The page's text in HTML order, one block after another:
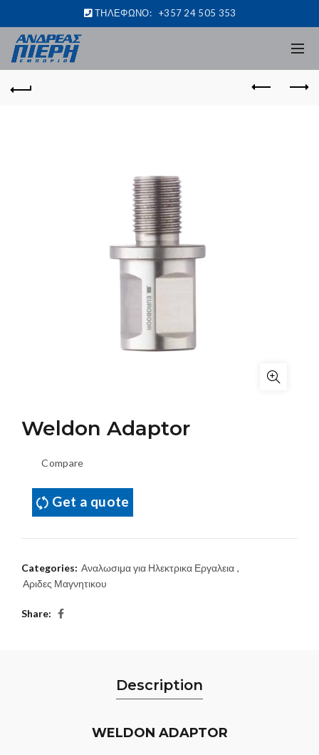
ΤΗΛΕΦΩΝΟ: +357 24 505 353
Weldon Adaptor
Compare
Get a quote
Categories: Αναλωσιμα για Ηλεκτρικα Εργαλεια ,
Αριδες Μαγνητικου
Share
Description
WELDON ADAPTOR